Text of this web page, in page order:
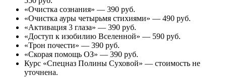
«Очистка сознания» — 390 руб.
«Очистка ауры четырьмя стихиями» — 490 руб.
«Активация 3 глаза» — 390 руб.
«Доступ к изобилию Вселенной» — 590 руб.
«Трон почести» — 390 руб.
«Скорая помощь ОЗ» — 390 руб.
Курс «Спецназ Полины Суховой» — стоимость не
уточнена.